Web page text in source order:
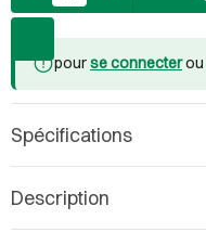
pourse connecterou
Spécifications
Description